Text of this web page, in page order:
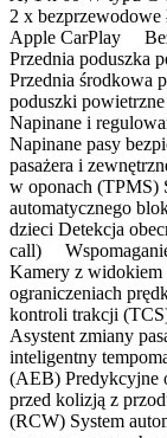
2 x
Apple CarPlay
Przednia poduszka
Przednia środkowa
poduszki
Napinane i
Napinane pasy
pasażera i
w oponach (TPMS)
automatycznego
dzieci Detekcja
call) Wspomaganie
Kamery z widokiem
ograniczeniach
kontroli trakcji
Asystent zmiany
inteligentny
(AEB) Predykcyjne
przed kolizją z
(RCW) System